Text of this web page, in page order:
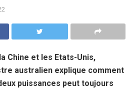
Chine et les Etats-Unis,
australien explique comment
puissances peut toujours